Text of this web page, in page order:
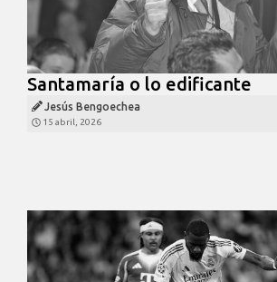
Santamaría o lo edificante
Jesús Bengoechea
15 abril, 2026